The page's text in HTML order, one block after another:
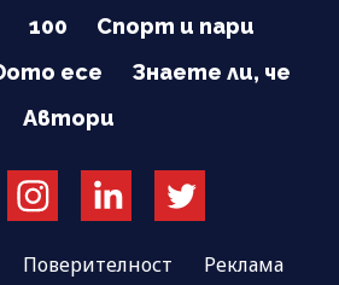
100
Спорт и пари
есе
Знаете ли, че
Автори
Поверителност
Реклама